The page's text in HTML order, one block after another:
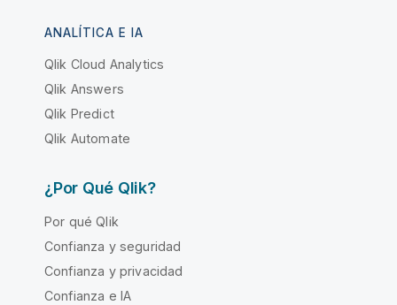
ANALÍTICA E IA
Qlik Cloud Analytics
Qlik Answers
Qlik Predict
Qlik Automate
¿Por Qué Qlik?
Por qué Qlik
Confianza y seguridad
Confianza y privacidad
Confianza e IA